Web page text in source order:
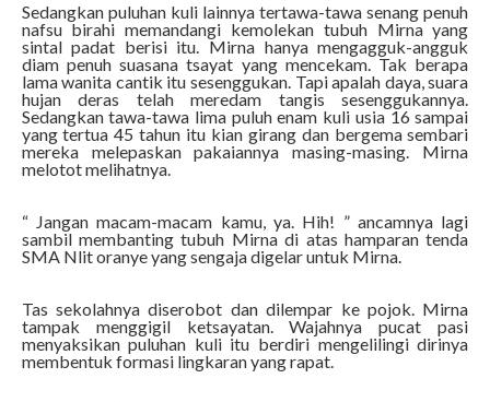
Sedangkan puluhan kuli lainnya tertawa-tawa senang penuh
nafsu birahi memandangi kemolekan tubuh Mirna yang
sintal padat berisi itu. Mirna hanya mengagguk-angguk
diam penuh suasana tsayat yang mencekam. Tak berapa
lama wanita cantik itu sesenggukan. Tapi apalah daya, suara
hujan deras telah meredam tangis sesenggukannya.
Sedangkan tawa-tawa lima puluh enam kuli usia 16 sampai
yang tertua 45 tahun itu kian girang dan bergema sembari
mereka melepaskan pakaiannya masing-masing. Mirna
melotot melihatnya.
“ Jangan macam-macam kamu, ya. Hih! ” ancamnya lagi
sambil membanting tubuh Mirna di atas hamparan tenda
SMA Nlit oranye yang sengaja digelar untuk Mirna.
Tas sekolahnya diserobot dan dilempar ke pojok. Mirna
tampak menggigil ketsayatan. Wajahnya pucat pasi
menyaksikan puluhan kuli itu berdiri mengelilingi dirinya
membentuk formasi lingkaran yang rapat.